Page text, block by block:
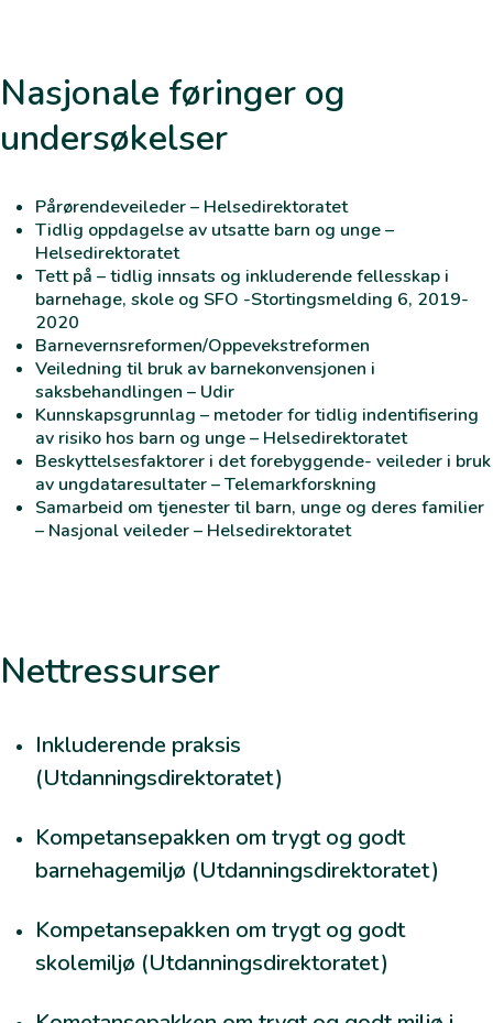
Nasjonale føringer og
undersøkelser
Pårørendeveileder– Helsedirektoratet
Tidlig oppdagelse av utsatte barn og unge–
Helsedirektoratet
Tett på – tidlig innsats og inkluderende fellesskap i
barnehage, skole og SFO -Stortingsmelding 6, 2019-
2020
Barnevernsreformen/Oppevekstreformen
Veiledning til bruk av barnekonvensjonen i
saksbehandlingen – Udir
Kunnskapsgrunnlag – metoder for tidlig indentifisering
av risiko hos barn og unge– Helsedirektoratet
Beskyttelsesfaktorer i det forebyggende- veileder i bruk
av ungdataresultater– Telemarkforskning
Samarbeid om tjenester til barn, unge og deres familier
– Nasjonal veileder – Helsedirektoratet
Nettressurser
Inkluderende praksis
(Utdanningsdirektoratet)
Kompetansepakken om trygt og godt
barnehagemiljø (Utdanningsdirektoratet)
Kompetansepakken om trygt og godt
skolemiljø (Utdanningsdirektoratet)